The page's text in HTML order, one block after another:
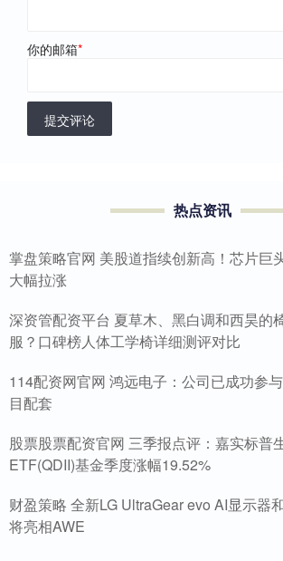
你的邮箱*
提交评论
热点资讯
掌盘策略官网 美股道指续创新高！芯片巨
大幅拉涨
深资管配资平台 夏草木、黑白调和西昊的
服？口碑榜人体工学椅详细测评对比
114配资网官网 鸿远电子：公司已成功参
目配套
股票股票配资官网 三季报点评：嘉实标普
ETF(QDII)基金季度涨幅19.52%
财盈策略 全新LG UltraGear evo AI显示器
将亮相AWE